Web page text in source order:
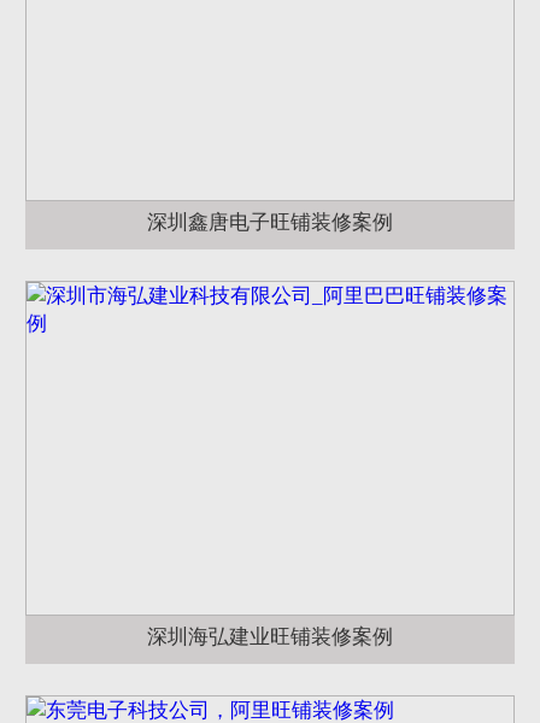
深圳鑫唐电子旺铺装修案例
深圳海弘建业旺铺装修案例